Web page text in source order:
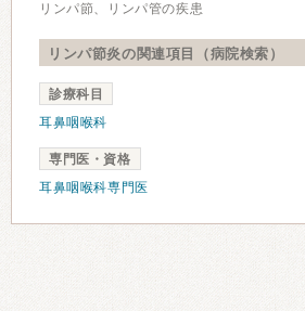
リンパ節、リンパ管の疾患
リンパ節炎の関連項目（病院検索）
診療科目
耳鼻咽喉科
専門医・資格
耳鼻咽喉科専門医